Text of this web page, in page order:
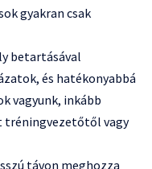
gyakran csak
betartásával
és hatékonyabbá
vagyunk, inkább
tréningvezetőtől vagy
távon meghozza